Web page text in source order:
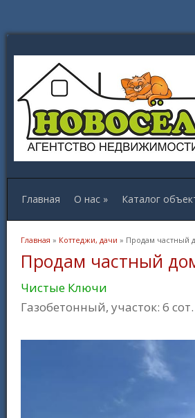
Главная О нас » Каталог
Вы здесь
Главная » Коттеджи, дачи » Продам частный
Продам частный
Чистые Ключи
Газобетонный, участок: 6 сот.